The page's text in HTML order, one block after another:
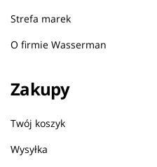
Strefa marek
O firmie Wasserman
Zakupy
Twój koszyk
Wysyłka